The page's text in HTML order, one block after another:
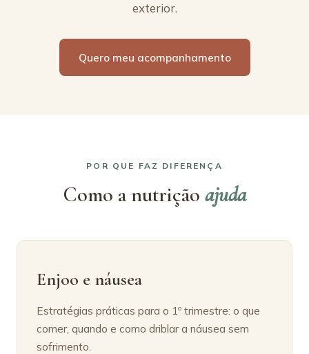
exterior.
Quero meu acompanhamento
POR QUE FAZ DIFERENÇA
Como a nutrição ajuda
Enjoo e náusea
Estratégias práticas para o 1º trimestre: o que
comer, quando e como driblar a náusea sem
sofrimento.